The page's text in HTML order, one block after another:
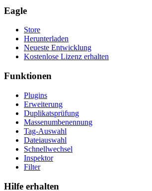
Eagle
Store
Herunterladen
Neueste Entwicklung
Kostenlose Lizenz erhalten
Funktionen
Plugins
Erweiterung
Duplikatsprüfung
Massenumbenennung
Tag-Auswahl
Dateiauswahl
Schnellwechsel
Inspektor
Filter
Hilfe erhalten